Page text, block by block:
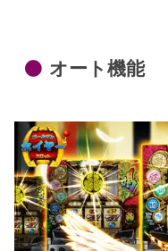
オート機能